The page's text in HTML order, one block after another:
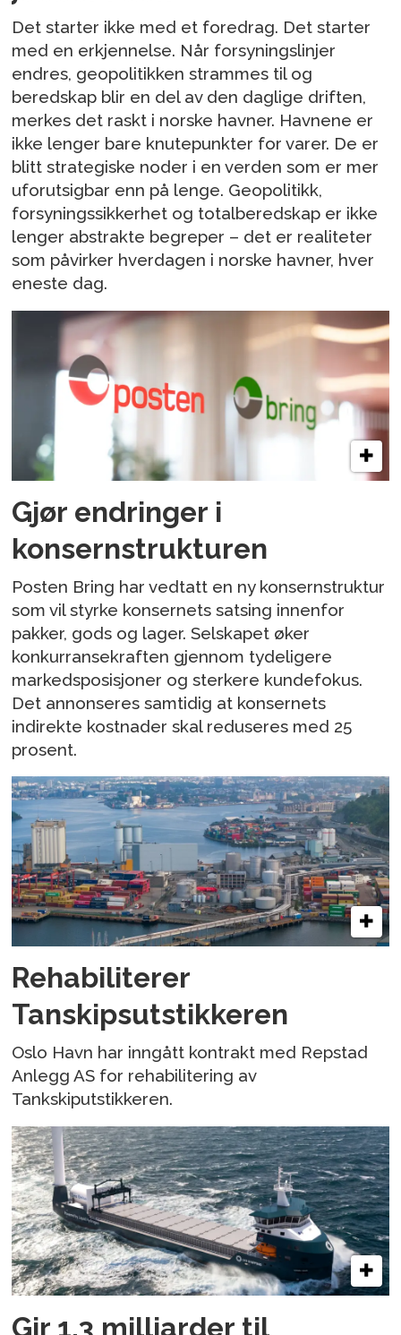
Det starter ikke med et foredrag. Det starter
med en erkjennelse. Når forsyningslinjer
endres, geopolitikken strammes til og
beredskap blir en del av den daglige driften,
merkes det raskt i norske havner. Havnene er
ikke lenger bare knutepunkter for varer. De er
blitt strategiske noder i en verden som er mer
uforutsigbar enn på lenge. Geopolitikk,
forsyningssikkerhet og totalberedskap er ikke
lenger abstrakte begreper – det er realiteter
som påvirker hverdagen i norske havner, hver
eneste dag.
Gjør endringer i
konsernstrukturen
Posten Bring har vedtatt en ny konsernstruktur
som vil styrke konsernets satsing innenfor
pakker, gods og lager. Selskapet øker
konkurransekraften gjennom tydeligere
markedsposisjoner og sterkere kundefokus.
Det annonseres samtidig at konsernets
indirekte kostnader skal reduseres med 25
prosent.
Rehabiliterer
Tanskipsutstikkeren
Oslo Havn har inngått kontrakt med Repstad
Anlegg AS for rehabilitering av
Tankskiputstikkeren.
Gir 1,3 milliarder til